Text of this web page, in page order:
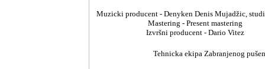
Muzicki producent - Denyken Denis Mujadžic,
Mastering - Present mastering
Izvršni producent - Dario Vitez
Tehnicka ekipa Zabranjenog